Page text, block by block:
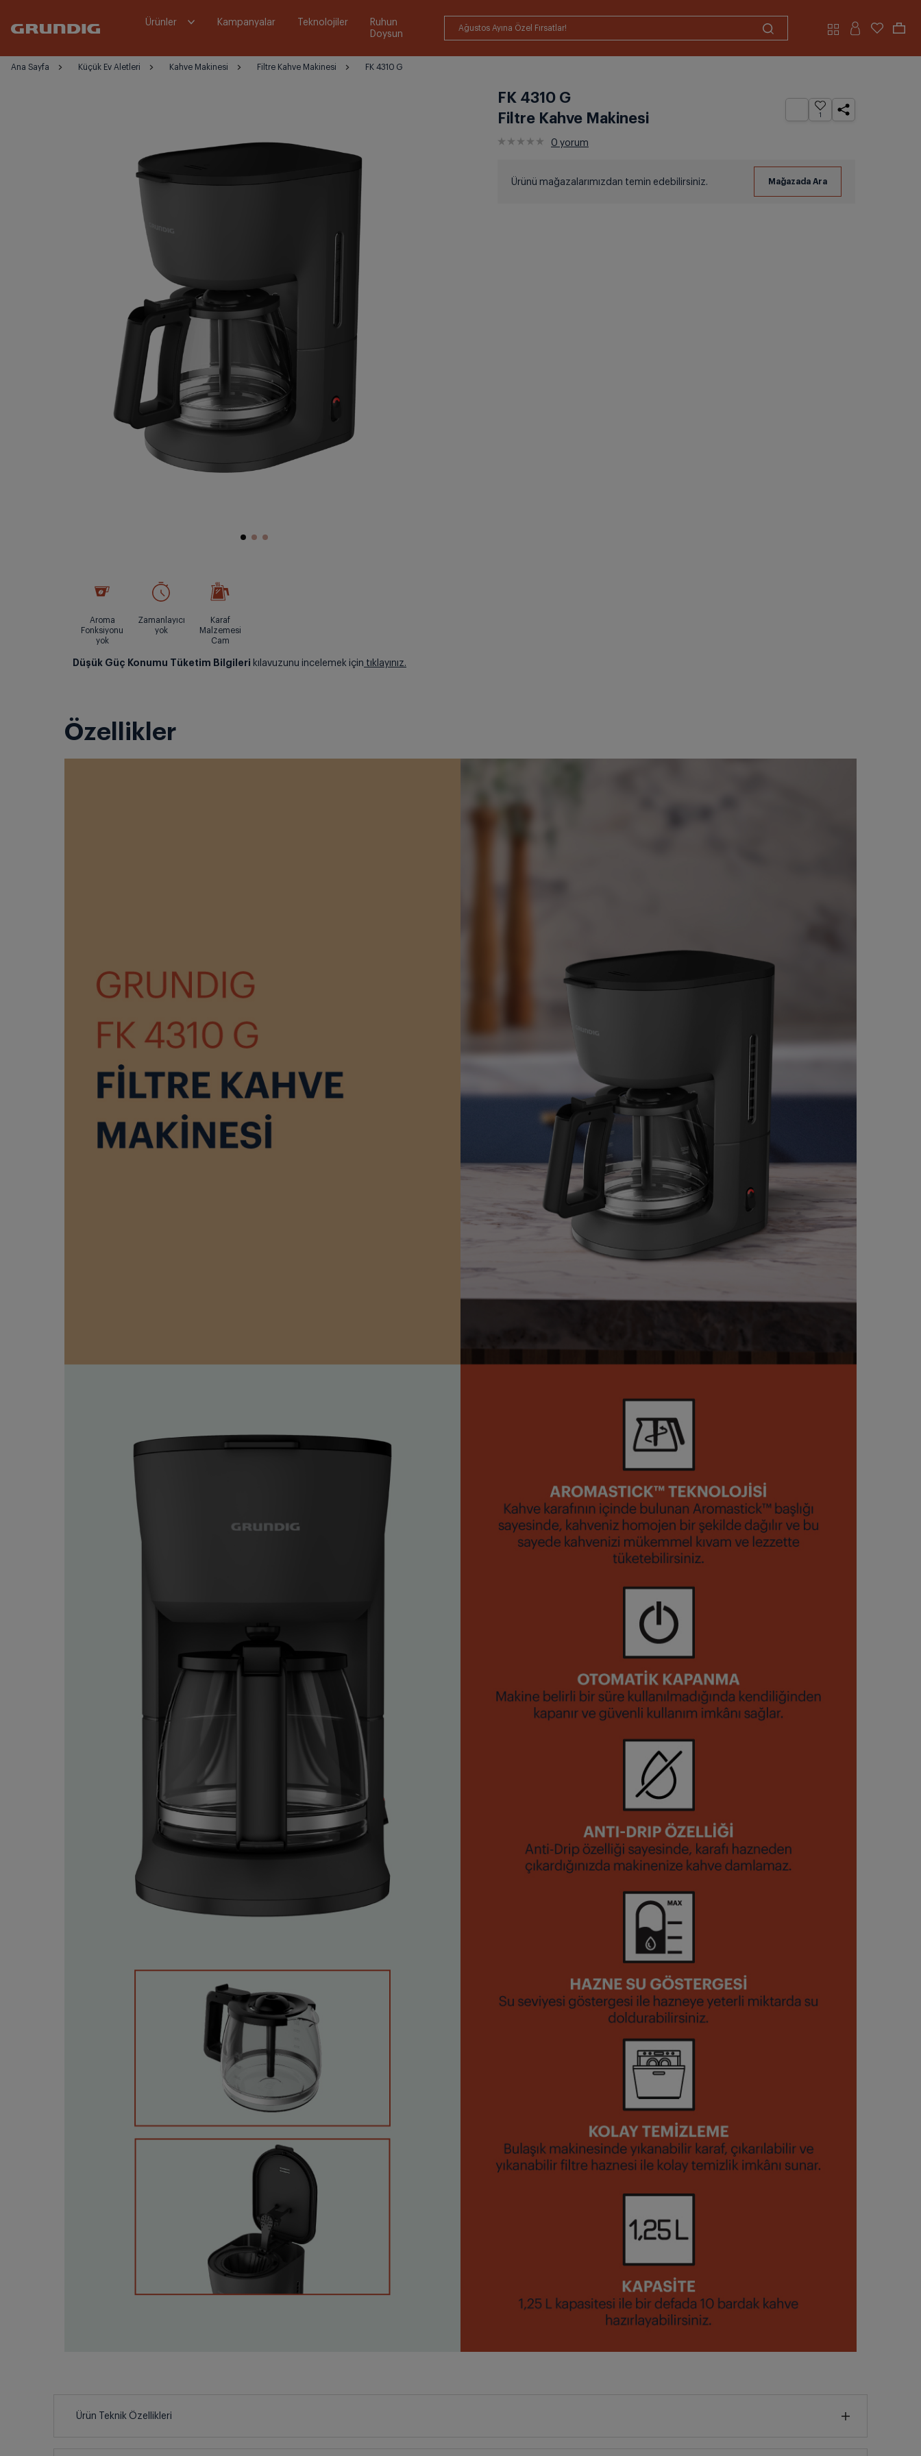
Ürünler Kampanyalar Teknolojiler
Ruhun
Doysun
Ağustos Ayına Özel Fırsatlar!
Ana Sayfa Küçük Ev Aletleri Kahve Makinesi Filtre Kahve Makinesi FK 4310 G
Aroma
Fonksiyonu
yok
Zamanlayıcı
yok
Karaf
Malzemesi
Cam
Düşük Güç Konumu Tüketim Bilgileri kılavuzunu incelemek için tıklayınız.
FK 4310 G
Filtre Kahve Makinesi
1
0 yorum
Ürünü mağazalarımızdan temin edebilirsiniz.
Özellikler
Ürün Teknik Özellikleri